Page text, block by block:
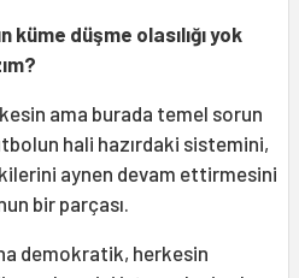
küme düşme olasılığı yok
ama burada temel sorun
hali hazırdaki sistemini,
aynen devam ettirmesini
bir parçası.
demokratik, herkesin